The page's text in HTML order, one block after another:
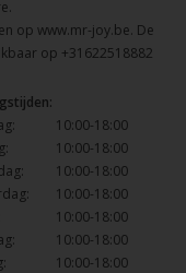
op www.mr-joy.be. De
op +31622518882
10:00-18:00
10:00-18:00
10:00-18:00
10:00-18:00
10:00-18:00
10:00-18:00
10:00-18:00